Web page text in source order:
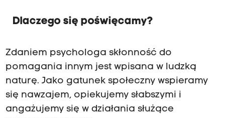
Dlaczego się poświęcamy?
Zdaniem psychologa skłonność do
pomagania innym jest wpisana w ludzką
naturę. Jako gatunek społeczny wspieramy
się nawzajem, opiekujemy słabszymi i
angażujemy się w działania służące